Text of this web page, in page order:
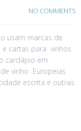
NO COMMENTS
usam marcas de
cartas para vinhos
cardápio em
vinho Europeias
escrita e outras.